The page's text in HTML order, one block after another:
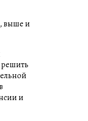
выше и
решить
и